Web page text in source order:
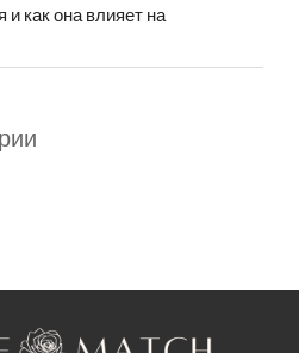
и как она влияет на